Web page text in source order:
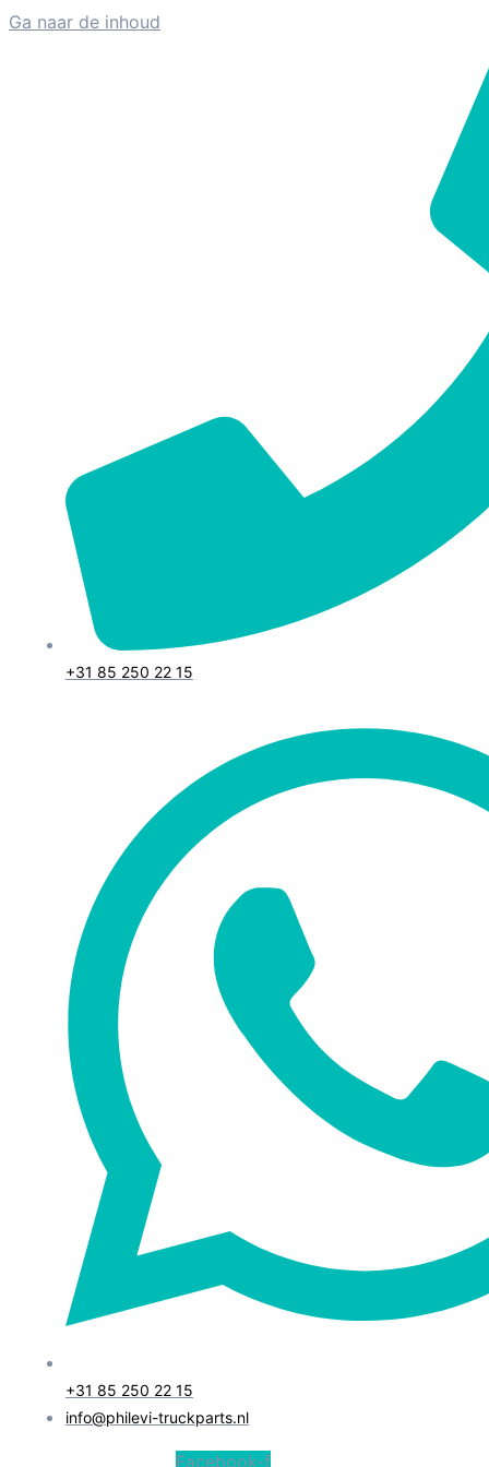
Ga naar de inhoud
+31 85 250 22 15
+31 85 250 22 15
info@philevi-truckparts.nl
Facebook-f